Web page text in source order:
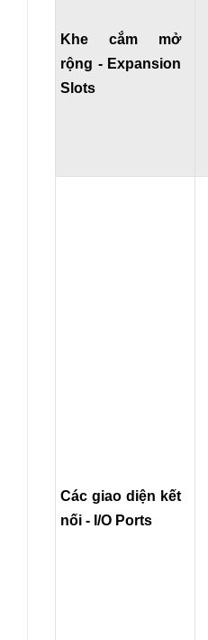
Khe cắm mở
rộng - Expansion
Slots
Các giao diện kết
nối - I/O Ports